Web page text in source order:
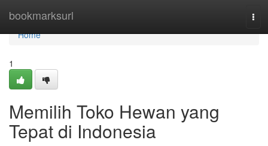
bookmarksurl
Home
Home
1
Memilih Toko Hewan yang
Tepat di Indonesia